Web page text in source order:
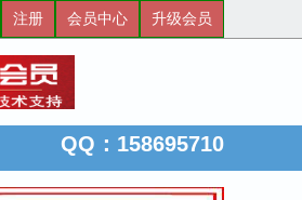
注册 会员中心 升级会员
QQ：158695710